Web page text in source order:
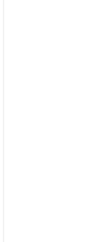
renkli etkinliklerle devam